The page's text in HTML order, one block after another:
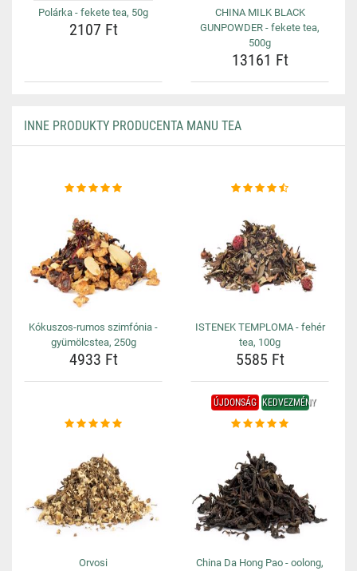
Polárka - fekete tea, 50g
2107 Ft
CHINA MILK BLACK
GUNPOWDER - fekete tea,
500g
13161 Ft
INNE PRODUKTY PRODUCENTA MANU TEA
Kókuszos-rumos szimfónia -
gyümölcstea, 250g
4933 Ft
ISTENEK TEMPLOMA - fehér
tea, 100g
5585 Ft
Orvosi
ÚJDONSÁG KEDVEZMÉNY
China Da Hong Pao - oolong,